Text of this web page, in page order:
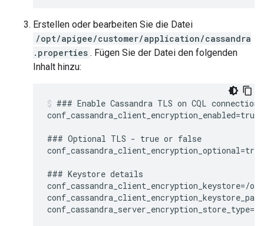
Erstellen oder bearbeiten Sie die Datei
/opt/apigee/customer/application/cassandra
.properties . Fügen Sie der Datei den folgenden
Inhalt hinzu:
### Enable Cassandra TLS on CQL connections
conf_cassandra_client_encryption_enabled=true
### Optional TLS - true or false
conf_cassandra_client_encryption_optional=true
### Keystore details
conf_cassandra_client_encryption_keystore=/